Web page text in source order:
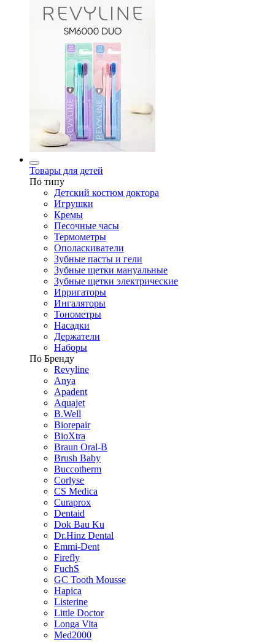
Товары для детей
По типу
Детский костюм доктора
Игрушки
Кремы
Песочные часы
Термометры
Ополаскиватели
Зубные пасты и гели
Зубные щетки мануальные
Зубные щетки электрические
Ирригаторы
Ингаляторы
Тонометры
Насадки
Держатели
Наборы
По Бренду
Revyline
Anya
Apadent
Aquajet
B.Well
Biorepair
BioXtra
Braun Oral-B
Brush Baby
Buccotherm
Corlyse
CS Medica
Curaprox
Dentaid
Dok Bau Ku
Dr.Hinz Dental
Emmi-Dent
Firefly
FuchS
GC Tooth Mousse
Hapica
Listerine
Little Doctor
Longa Vita
Med2000